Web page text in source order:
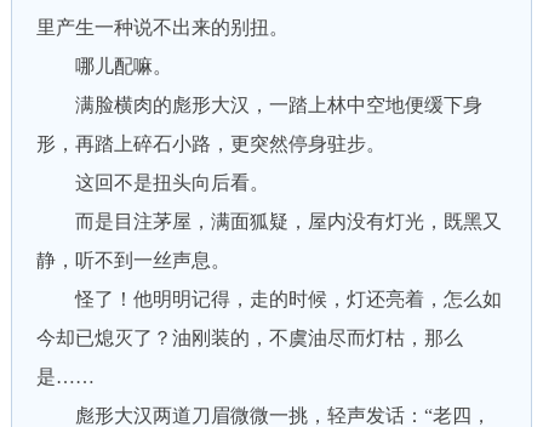
里产生一种说不出来的别扭。
哪儿配嘛。
满脸横肉的彪形大汉，一踏上林中空地便缓下身
形，再踏上碎石小路，更突然停身驻步。
这回不是扭头向后看。
而是目注茅屋，满面狐疑，屋内没有灯光，既黑又
静，听不到一丝声息。
怪了！他明明记得，走的时候，灯还亮着，怎么如
今却已熄灭了？油刚装的，不虞油尽而灯枯，那么
是……
彪形大汉两道刀眉微微一挑，轻声发话：“老四，